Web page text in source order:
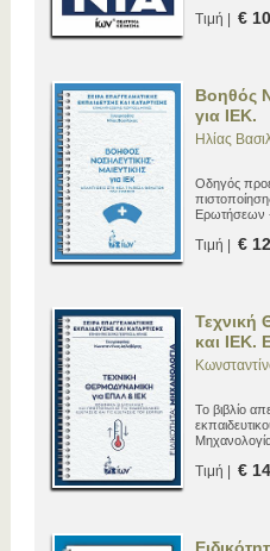
Τιμή | €
Βοηθός
για ΙΕΚ.
Ηλίας
Οδηγός
Ερωτήσεων
Τιμή | €
Τεχνική
και ΙΕΚ.
Το βιβλίο
Τιμή | €